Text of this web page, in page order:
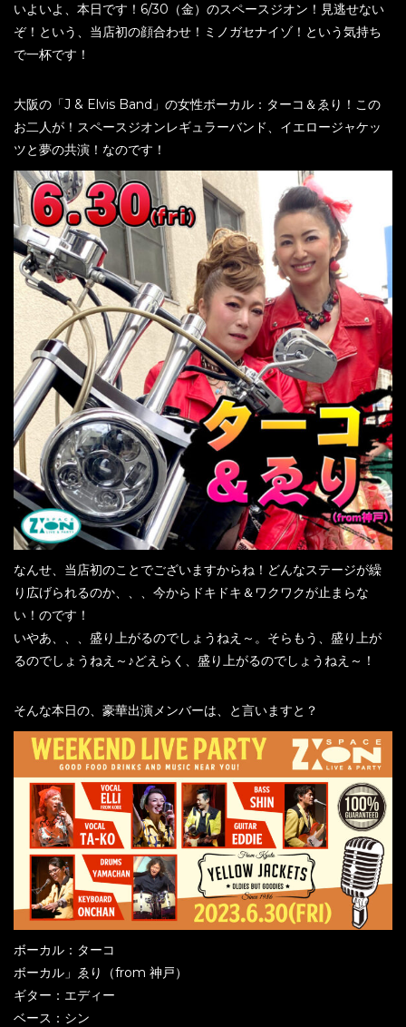
いよいよ、本日です！6/30（金）のスペースジオン！見逃せない
ぞ！という、当店初の顔合わせ！ミノガセナイゾ！という気持ち
で一杯です！
大阪の「J & Elvis Band」の女性ボーカル：ターコ＆ゑり！この
お二人が！スペースジオンレギュラーバンド、イエロージャケッ
ツと夢の共演！なのです！
なんせ、当店初のことでございますからね！どんなステージが繰
り広げられるのか、、、今からドキドキ＆ワクワクが止まらな
い！のです！
いやあ、、、盛り上がるのでしょうねえ～。そらもう、盛り上が
るのでしょうねえ～♪どえらく、盛り上がるのでしょうねえ～！
そんな本日の、豪華出演メンバーは、と言いますと？
ボーカル：ターコ
ボーカル」ゑり（from 神戸）
ギター：エディー
ベース：シン